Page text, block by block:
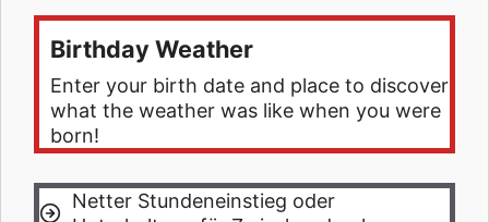
Birthday Weather
Enter your birth date and place to discover
what the weather was like when you were
born!
Netter Stundeneinstieg oder